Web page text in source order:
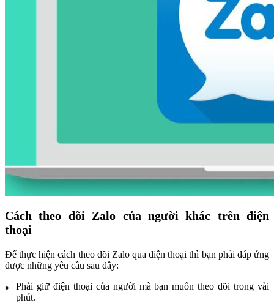
Cách theo dõi Zalo của người khác trên điện
thoại
Để thực hiện cách theo dõi Zalo qua điện thoại thì bạn phải đáp ứng
được những yêu cầu sau đây:
Phải giữ điện thoại của người mà bạn muốn theo dõi trong vài
phút.